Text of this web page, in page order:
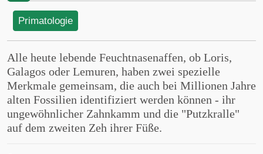
Primatologie
Alle heute lebende Feuchtnasenaffen, ob Loris,
Galagos oder Lemuren, haben zwei spezielle
Merkmale gemeinsam, die auch bei Millionen Jahre
alten Fossilien identifiziert werden können - ihr
ungewöhnlicher Zahnkamm und die "Putzkralle"
auf dem zweiten Zeh ihrer Füße.